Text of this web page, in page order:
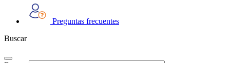
Preguntas frecuentes
Buscar